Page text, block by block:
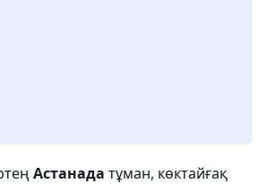
Астанада тұман, көктайғақ